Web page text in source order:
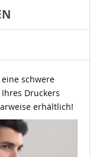
schwere
Druckers
erhältlich!